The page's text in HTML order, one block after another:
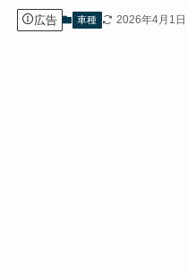
広告 車種 2026年4月1日